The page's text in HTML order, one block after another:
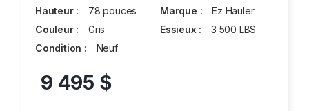
Hauteur :
78 pouces
Couleur :
Gris
Condition :
Neuf
Marque :
Ez Hauler
Essieux :
3 500 LBS
9 495 $